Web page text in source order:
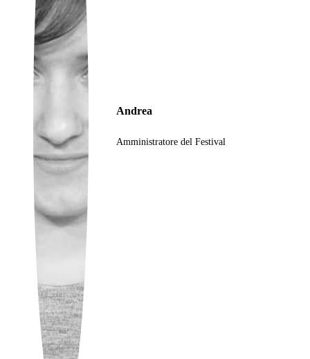
Ukrainian
Andrea
Amministratore del Festival